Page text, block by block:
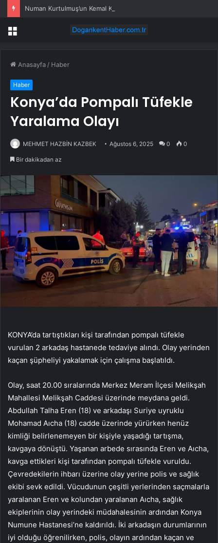
Menü
Anasayfa / Haber
Haber
Konya’da Pompalı Tüfekle
Yaralama Olayı
MEHMET HAZBİN KAZBEK Ağustos 6, 2025 0 0
Bir dakikadan az
KONYA’da tartıştıkları kişi tarafından pompalı tüfekle
vurulan 2 arkadaş hastanede tedaviye alındı. Olay yerinden
kaçan şüpheliyi yakalamak için çalışma başlatıldı.
Olay, saat 20.00 sıralarında Merkez Meram İlçesi Melikşah
Mahallesi Melikşah Caddesi üzerinde meydana geldi.
Abdullah Talha Eren (18) ve arkadaşı Suriye uyruklu
Mohamad Aıcha (18) cadde üzerinde yürürken henüz
kimliği belirlenemeyen bir kişiyle yaşadığı tartışma,
kavgaya dönüştü. Yaşanan arbede sırasında Eren ve Aıcha,
kavga ettikleri kişi tarafından pompalı tüfekle vuruldu.
Çevredekilerin ihbarı üzerine olay yerine polis ve sağlık
ekibi sevk edildi. Vücudunun çeşitli yerlerinden saçmalarla
yaralanan Eren ve kolundan yaralanan Aıcha, sağlık
ekiplerinin olay yerindeki müdahalesinin ardından Konya
Numune Hastanesi’ne kaldırıldı. İki arkadaşın durumlarının
iyi olduğu öğrenilirken, polis, olayın ardından kaçan ve